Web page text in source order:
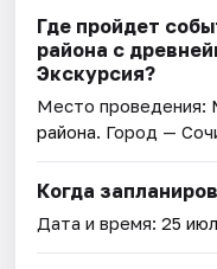
Где пройдет
района с
Экскурсия?
Место проведения:
района. Город —
Когда
Дата и время:25